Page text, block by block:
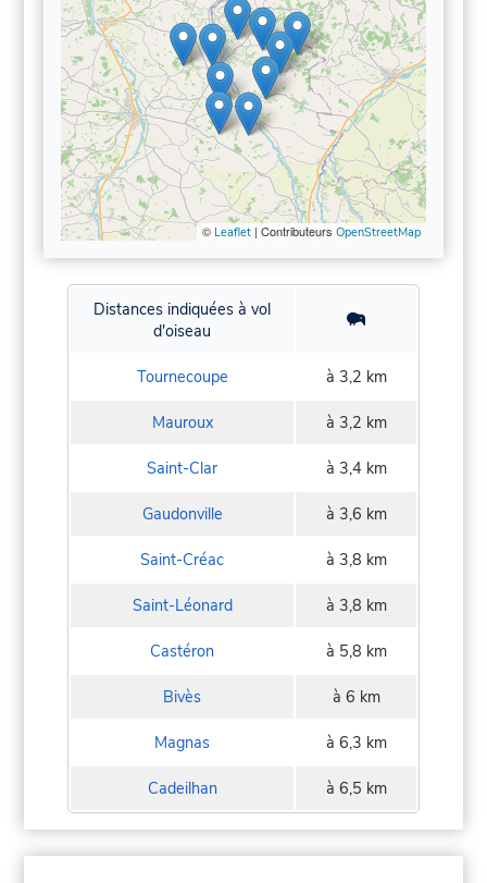
© Leaflet| Contributeurs OpenStreetMap
Distances indiquées à vol
d'oiseau
Tournecoupe à 3,2 km
Mauroux à 3,2 km
Saint-Clar à 3,4 km
Gaudonville à 3,6 km
Saint-Créac à 3,8 km
Saint-Léonard à 3,8 km
Castéron à 5,8 km
Bivès à 6 km
Magnas à 6,3 km
Cadeilhan à 6,5 km